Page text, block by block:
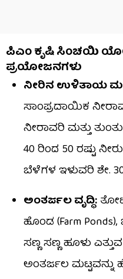
ಪಿಎಂ ಕೃಷಿ ಸಿಂಚಯಿ
ಪ್ರಯೋಜನಗಳು
ನೀರಿನ ಉಳಿತಾಯ
ಸಾಂಪ್ರದಾಯಿಕ
ನೀರಾವರಿ ಮತ್ತು
40 ರಿಂದ 50 ರಷ್ಟು
ಬೆಳೆಗಳ ಇಳುವರಿ ಶೇ. 30
ಅಂತರ್ಜಲ ವೃದ್ಧಿ:
ಹೊಂಡ (Farm
ಸಣ್ಣ ಸಣ್ಣ ಹೂಳು
ಅಂತರ್ಜಲ ಮಟ್ಟವನ್ನು